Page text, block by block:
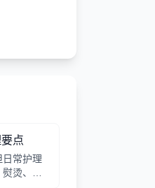
点
常护理
烫、收